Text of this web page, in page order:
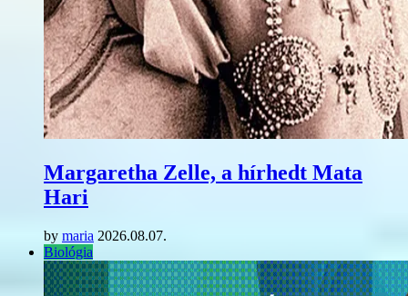
Margaretha Zelle, a hírhedt Mata
Hari
by maria 2026.08.07.
Biológia